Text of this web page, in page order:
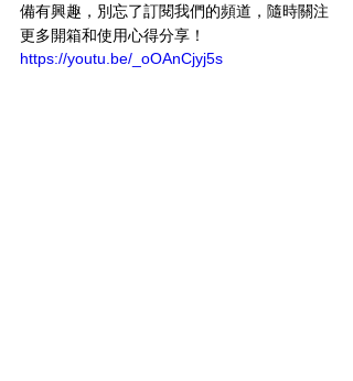
備有興趣，別忘了訂閱我們的頻道，隨時關注
更多開箱和使用心得分享！
https://youtu.be/_oOAnCjyj5s